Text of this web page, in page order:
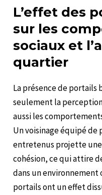
L’effet des
sur les
sociaux et
quartier
La présence de portails
seulement la
aussi les
Un voisinage équipé
entretenus projette
cohésion, ce qui attire
dans un environnement
portails ont un effet